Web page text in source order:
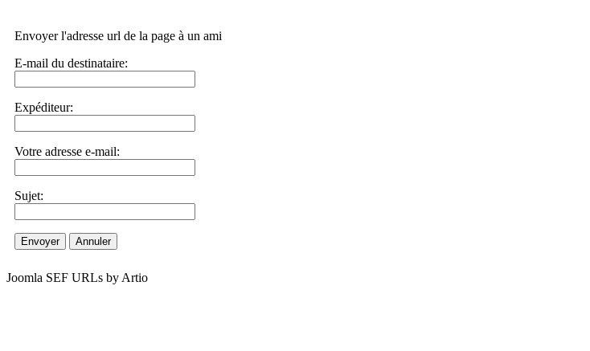
Envoyer l'adresse url de la page à un ami
E-mail du destinataire:
Expéditeur:
Votre adresse e-mail:
Sujet:
Envoyer Annuler
Joomla SEF URLs by Artio